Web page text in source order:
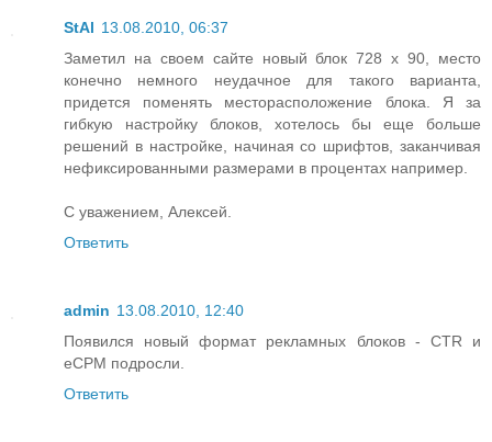
StAl 13.08.2010, 06:37
Заметил на своем сайте новый блок 728 x 90, место
конечно немного неудачное для такого варианта,
придется поменять месторасположение блока. Я за
гибкую настройку блоков, хотелось бы еще больше
решений в настройке, начиная со шрифтов, заканчивая
нефиксированными размерами в процентах например.
С уважением, Алексей.
Ответить
admin 13.08.2010, 12:40
Появился новый формат рекламных блоков - CTR и
eCPM подросли.
Ответить